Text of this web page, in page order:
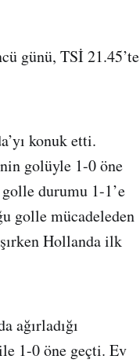
günü, TSİ 21.45’te
konuk etti.
golüyle 1-0 öne
durumu 1-1’e
golle mücadeleden
Hollanda ilk
ağırladığı
1-0 öne geçti. Ev